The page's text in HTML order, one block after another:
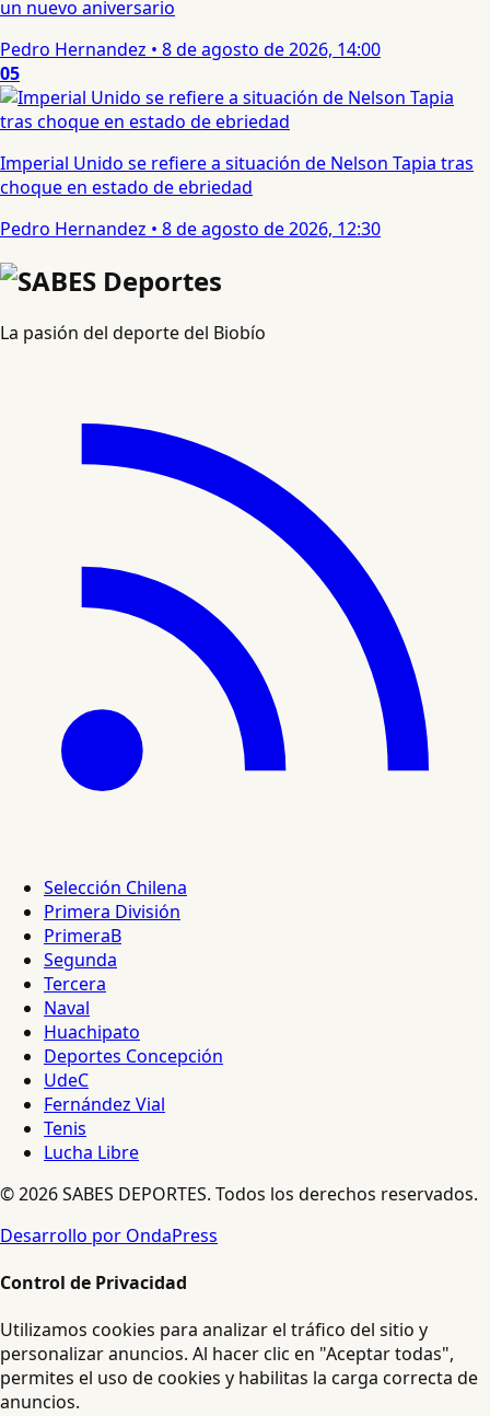
un nuevo aniversario
Pedro Hernandez • 8 de agosto de 2026, 14:00
05
Imperial Unido se refiere a situación de Nelson Tapia tras
choque en estado de ebriedad
Pedro Hernandez • 8 de agosto de 2026, 12:30
La pasión del deporte del Biobío
Selección Chilena
Primera División
PrimeraB
Segunda
Tercera
Naval
Huachipato
Deportes Concepción
UdeC
Fernández Vial
Tenis
Lucha Libre
© 2026 SABES DEPORTES. Todos los derechos reservados.
Desarrollo por OndaPress
Control de Privacidad
Utilizamos cookies para analizar el tráfico del sitio y
personalizar anuncios. Al hacer clic en "Aceptar todas",
permites el uso de cookies y habilitas la carga correcta de
anuncios.